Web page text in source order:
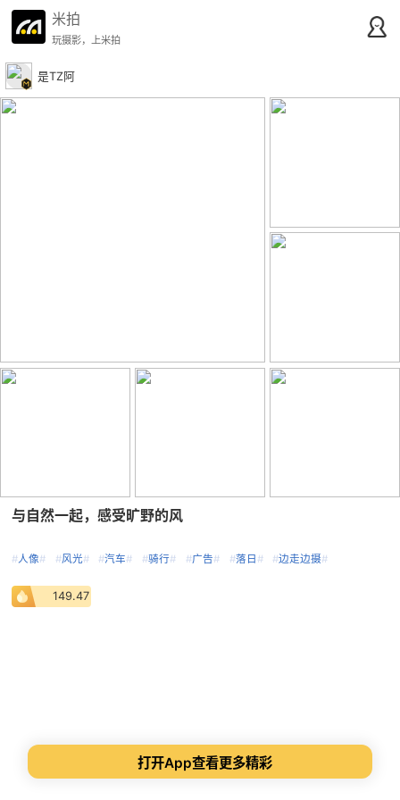
米拍
玩摄影，上米拍
是TZ阿
与自然一起，感受旷野的风
#人像# #风光# #汽车# #骑行# #广告# #落日 # #边走边摄#
149.47
打开App查看更多精彩